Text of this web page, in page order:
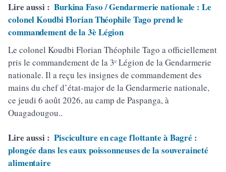
Lire aussi : Burkina Faso / Gendarmerie nationale : Le
colonel Koudbi Florian Théophile Tago prend le
commandement de la 3è Légion
Le colonel Koudbi Florian Théophile Tago a officiellement
pris le commandement de la 3ᵉ Légion de la Gendarmerie
nationale. Il a reçu les insignes de commandement des
mains du chef d’état-major de la Gendarmerie nationale,
ce jeudi 6 août 2026, au camp de Paspanga, à
Ouagadougou..
Lire aussi : Pisciculture en cage flottante à Bagré :
plongée dans les eaux poissonneuses de la souveraineté
alimentaire